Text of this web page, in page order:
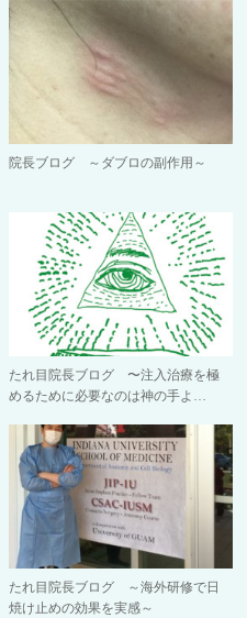
院長ブログ ～ダブロの副作用～
たれ目院長ブログ 〜注入治療を極
めるために必要なのは神の手よ…
たれ目院長ブログ ～海外研修で日
焼け止めの効果を実感～